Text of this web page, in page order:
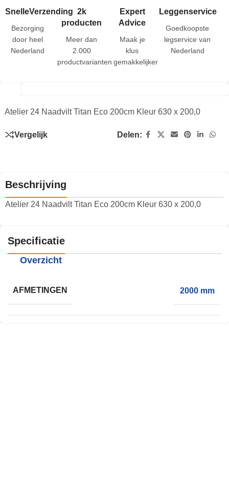
SnelleVerzending
Bezorging
door heel
Nederland
2k
producten
Meer dan
2.000
productvarianten
Expert
Advice
Maak je
klus
gemakkelijker
Leggenservice
Goedkoopste
legservice van
Nederland
Atelier 24 Naadvilt Titan Eco 200cm Kleur 630 x 200,0
Vergelijk Delen:
Beschrijving
Atelier 24 Naadvilt Titan Eco 200cm Kleur 630 x 200,0
Specificatie
Overzicht
AFMETINGEN 2000 mm